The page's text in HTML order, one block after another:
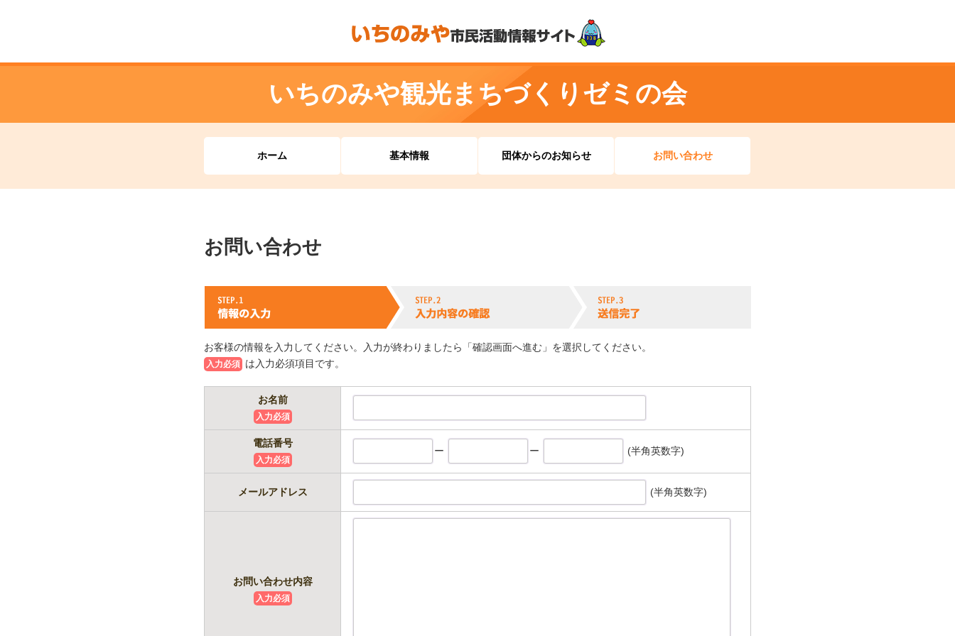
いちのみや観光まちづくりゼミの会
ホーム 基本情報 団体からのお知らせ お問い合わせ
お問い合わせ
お客様の情報を入力してください。入力が終わりましたら「確認画面へ進む」を選択してください。
入力必須 は入力必須項目です。
お名前
入力必須
電話番号
入力必須
ー ー (半角英数字)
メールアドレス (半角英数字)
お問い合わせ内容
入力必須